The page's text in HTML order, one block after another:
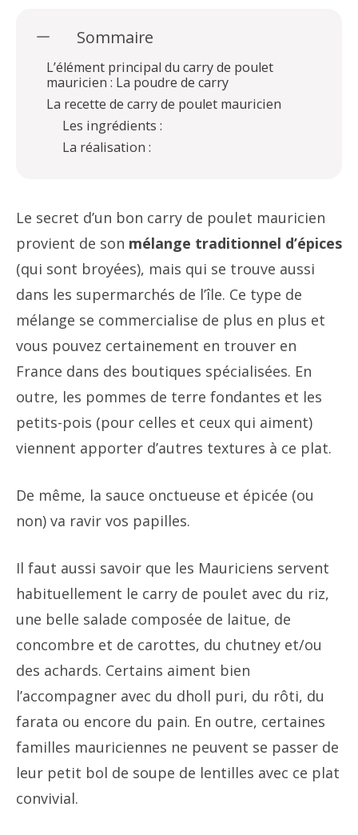
Sommaire
L’élément principal du carry de poulet
mauricien : La poudre de carry
La recette de carry de poulet mauricien
Les ingrédients :
La réalisation :
Le secret d’un bon carry de poulet mauricien
provient de son mélange traditionnel d’épices
(qui sont broyées), mais qui se trouve aussi
dans les supermarchés de l’île. Ce type de
mélange se commercialise de plus en plus et
vous pouvez certainement en trouver en
France dans des boutiques spécialisées. En
outre, les pommes de terre fondantes et les
petits-pois (pour celles et ceux qui aiment)
viennent apporter d’autres textures à ce plat.
De même, la sauce onctueuse et épicée (ou
non) va ravir vos papilles.
Il faut aussi savoir que les Mauriciens servent
habituellement le carry de poulet avec du riz,
une belle salade composée de laitue, de
concombre et de carottes, du chutney et/ou
des achards. Certains aiment bien
l’accompagner avec du dholl puri, du rôti, du
farata ou encore du pain. En outre, certaines
familles mauriciennes ne peuvent se passer de
leur petit bol de soupe de lentilles avec ce plat
convivial.